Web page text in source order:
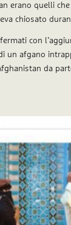
erano quelli
chiosato
con
un afgano
da